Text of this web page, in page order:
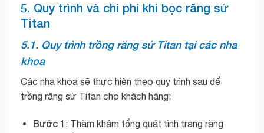
5. Quy trình và chi phí khi bọc răng sứ
Titan
5.1. Quy trình trồng răng sứ Titan tại các nha
khoa
Các nha khoa sẽ thực hiện theo quy trình sau để
trồng răng sứ Titan cho khách hàng:
Bước 1 : Thăm khám tổng quát tình trạng răng